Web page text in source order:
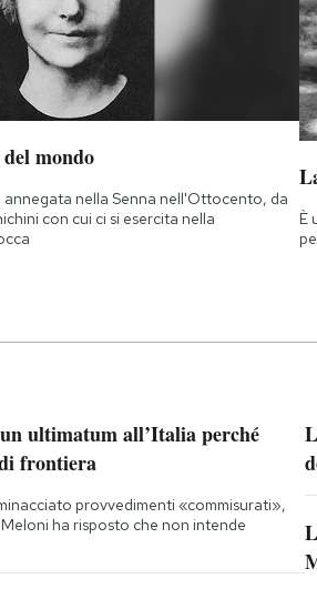
mondo
annegata nella Senna nell'Ottocento, da
con cui ci si esercita nella
È
ultimatum all’Italia perché
frontiera
provvedimenti «commisurati»,
ha risposto che non intende